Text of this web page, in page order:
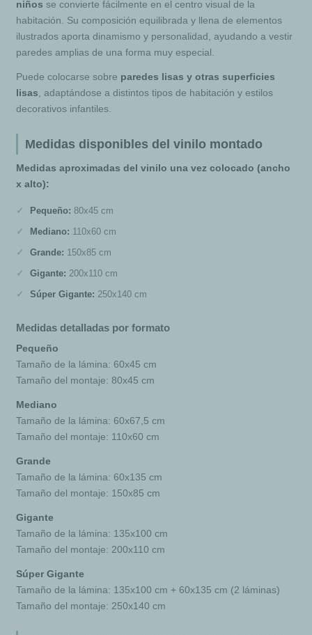
niños se convierte fácilmente en el centro visual de la
habitación. Su composición equilibrada y llena de elementos
ilustrados aporta dinamismo y personalidad, ayudando a vestir
paredes amplias de una forma muy especial.
Puede colocarse sobre paredes lisas y otras superficies
lisas , adaptándose a distintos tipos de habitación y estilos
decorativos infantiles.
Medidas disponibles del vinilo montado
Medidas aproximadas del vinilo una vez colocado (ancho
x alto):
Pequeño: 80x45 cm
Mediano: 110x60 cm
Grande: 150x85 cm
Gigante: 200x110 cm
Súper Gigante: 250x140 cm
Medidas detalladas por formato
Pequeño
Tamaño de la lámina: 60x45 cm
Tamaño del montaje: 80x45 cm
Mediano
Tamaño de la lámina: 60x67,5 cm
Tamaño del montaje: 110x60 cm
Grande
Tamaño de la lámina: 60x135 cm
Tamaño del montaje: 150x85 cm
Gigante
Tamaño de la lámina: 135x100 cm
Tamaño del montaje: 200x110 cm
Súper Gigante
Tamaño de la lámina: 135x100 cm + 60x135 cm (2 láminas)
Tamaño del montaje: 250x140 cm